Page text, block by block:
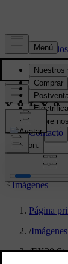
Prensa y Medios
Material
Contacto
location:
PY
Imágenes
Página
/Imágenes
/EX30